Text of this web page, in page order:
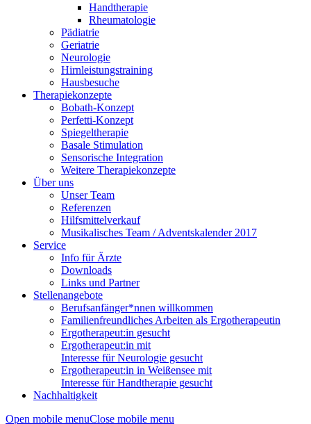
Handtherapie
Rheumatologie
Pädiatrie
Geriatrie
Neurologie
Hirnleistungstraining
Hausbesuche
Therapiekonzepte
Bobath-Konzept
Perfetti-Konzept
Spiegeltherapie
Basale Stimulation
Sensorische Integration
Weitere Therapiekonzepte
Über uns
Unser Team
Referenzen
Hilfsmittelverkauf
Musikalisches Team / Adventskalender 2017
Service
Info für Ärzte
Downloads
Links und Partner
Stellenangebote
Berufsanfänger*nnen willkommen
Familienfreundliches Arbeiten als Ergotherapeutin
Ergotherapeut:in gesucht
Ergotherapeut:in mit
Interesse für Neurologie gesucht
Ergotherapeut:in in Weißensee mit
Interesse für Handtherapie gesucht
Nachhaltigkeit
Open mobile menuClose mobile menu